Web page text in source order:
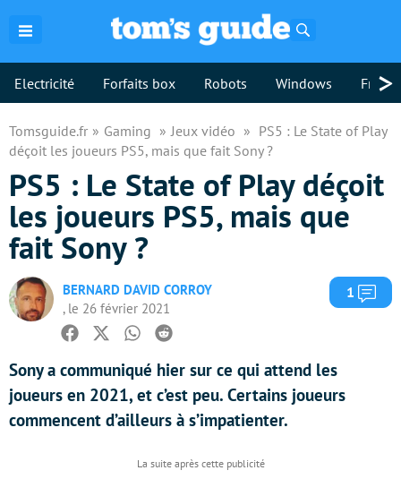
Electricité Forfaits box Robots Windows >
Tomsguide.fr Gaming Jeux vidéo
PS5 : Le State of Play
déçoit les joueurs PS5, mais que fait Sony ?
PS5 : Le State of Play déçoit
les joueurs PS5, mais que
fait Sony ?
BERNARD DAVID CORROY
, le 26 février 2021
1
Facebook
TwitterWhatsapp
Reddit
Sony a communiqué hier sur ce qui attend les
joueurs en 2021, et c’est peu. Certains joueurs
commencent d’ailleurs à s’impatienter.